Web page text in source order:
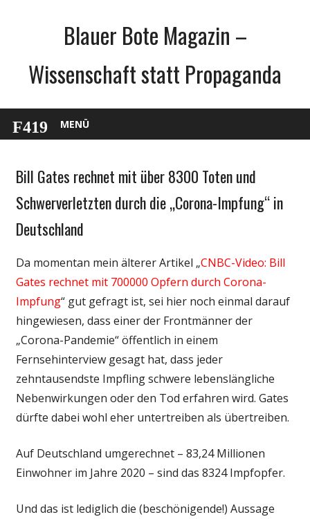
Blauer Bote Magazin –
Wissenschaft statt Propaganda
MENÜ
Gesellschaft
Wirtschaft
Bill Gates rechnet mit über 8300 Toten und
Schwerverletzten durch die „Corona-Impfung“ in
Deutschland
Da momentan mein älterer Artikel „CNBC-Video: Bill
Gates rechnet mit 700000 Opfern durch Corona-
Impfung“ gut gefragt ist, sei hier noch einmal darauf
hingewiesen, dass einer der Frontmänner der
„Corona-Pandemie“ öffentlich in einem
Fernsehinterview gesagt hat, dass jeder
zehntausendste Impfling schwere lebenslängliche
Nebenwirkungen oder den Tod erfahren wird. Gates
dürfte dabei wohl eher untertreiben als übertreiben.
Auf Deutschland umgerechnet – 83,24 Millionen
Einwohner im Jahre 2020 – sind das 8324 Impfopfer.
Und das ist lediglich die (beschönigende!) Aussage